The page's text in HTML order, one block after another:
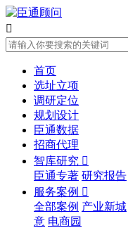

首页
选址立项
调研定位
规划设计
臣通数据
招商代理
智库研究 
臣通专著 研究报告
服务案例 
全部案例 产业新城
意 电商园